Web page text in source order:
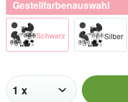
Gestellfarbenauswahl
Schwarz​ Silber​